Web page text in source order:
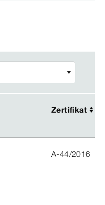
Zertifikat
Zertifikat
A-44/2016